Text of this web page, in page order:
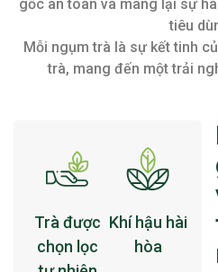
gốc an toàn và mang lại sự
tiêu
Mỗi ngụm trà là sự kết tinh
trà, mang đến một trải
Trà được
chọn lọc
Khí hậu hài
hòa